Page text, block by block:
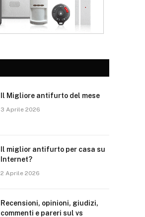
Il Migliore antifurto del mese
3 Aprile 2026
Il miglior antifurto per casa su
Internet?
2 Aprile 2026
Recensioni, opinioni, giudizi,
commenti e pareri sul vs